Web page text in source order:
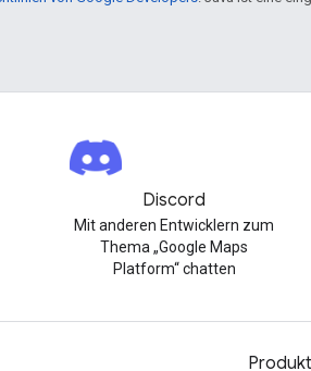
Discord
Mit anderen Entwicklern zum
Thema „Google Maps
Platform“ chatten